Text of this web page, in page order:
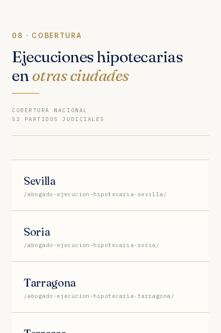
08 · COBERTURA
Ejecuciones hipotecarias
enotras ciudades
COBERTURA NACIONAL
52 PARTIDOS JUDICIALES
Sevilla
/abogado-ejecucion-hipotecaria-sevilla/
Soria
/abogado-ejecucion-hipotecaria-soria/
Tarragona
/abogado-ejecucion-hipotecaria-tarragona/